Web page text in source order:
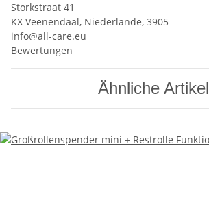
Storkstraat 41
KX Veenendaal, Niederlande, 3905
info@all-care.eu
Bewertungen
Ähnliche Artikel